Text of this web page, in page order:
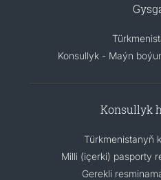
Konsullyk - Maýn
Konsullyk
Türkmenistanyň
Milli (içerki) pasporty
Gerekli